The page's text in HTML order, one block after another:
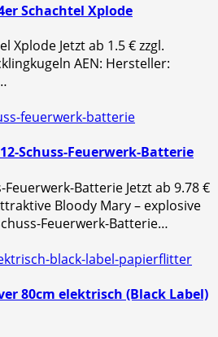
Schachtel Xplode
Xplode Jetzt ab 1.5 € zzgl.
AEN: Hersteller:
Schuss-Feuerwerk-Batterie
Batterie Jetzt ab 9.78 €
Bloody Mary – explosive
Feuerwerk-Batterie…
80cm elektrisch (Black Label)